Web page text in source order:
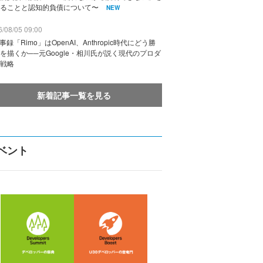
ことと認知的負債について〜
NEW
08/05 09:00
録「Rimo」はOpenAI、Anthropic時代にどう勝
描くか──元Google・相川氏が説く現代のプロダ
略
新着記事一覧を見る
ント